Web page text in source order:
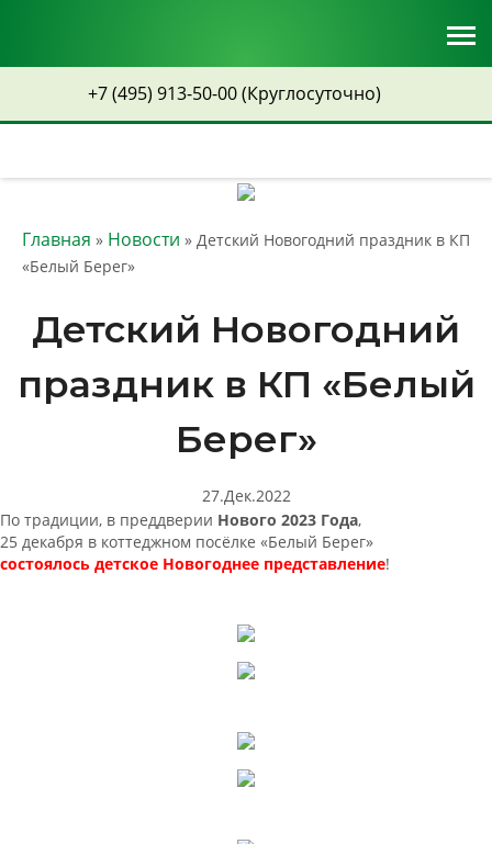
+7 (495) 913-50-00(Круглосуточно)
Главная » Новости » Детский Новогодний праздник в КП
«Белый Берег»
Детский Новогодний
праздник в КП «Белый
Берег»
27.Дек.2022
По традиции, в преддверии Нового 2023 Года,
25 декабря в коттеджном посёлке «Белый Берег»
состоялось детское Новогоднее представление!